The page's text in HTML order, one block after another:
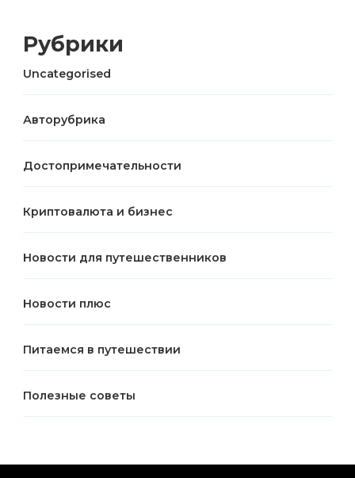
Рубрики
Uncategorised
Авторубрика
Достопримечательности
Криптовалюта и бизнес
Новости для путешественников
Новости плюс
Питаемся в путешествии
Полезные советы